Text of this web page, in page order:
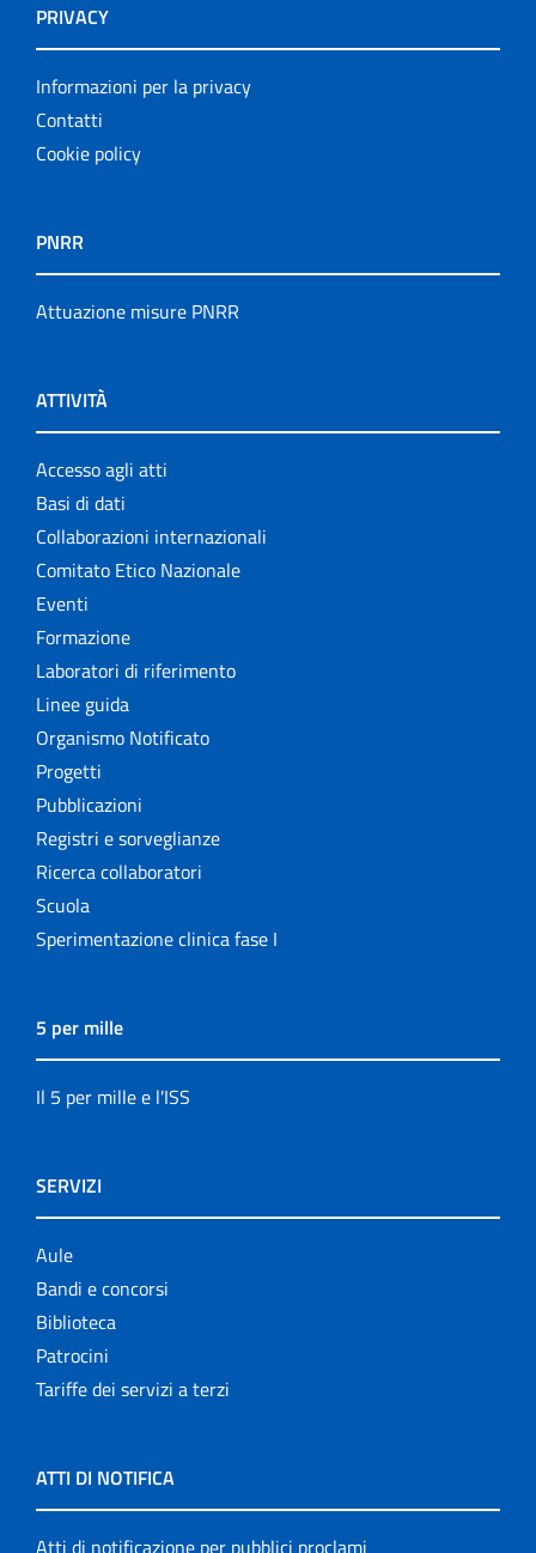
PRIVACY
Informazioni per la privacy
Contatti
Cookie policy
PNRR
Attuazione misure PNRR
ATTIVITÀ
Accesso agli atti
Basi di dati
Collaborazioni internazionali
Comitato Etico Nazionale
Eventi
Formazione
Laboratori di riferimento
Linee guida
Organismo Notificato
Progetti
Pubblicazioni
Registri e sorveglianze
Ricerca collaboratori
Scuola
Sperimentazione clinica fase I
5 per mille
Il 5 per mille e l'ISS
SERVIZI
Aule
Bandi e concorsi
Biblioteca
Patrocini
Tariffe dei servizi a terzi
ATTI DI NOTIFICA
Atti di notificazione per pubblici proclami